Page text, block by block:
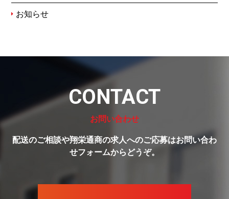
お知らせ
CONTACT
お問い合わせ
配送のご相談や翔栄通商の求人へのご応募はお問い合わ
せフォームからどうぞ。